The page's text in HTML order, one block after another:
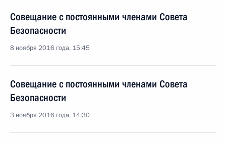
Совещание с постоянными членами Совета
Безопасности
8 ноября 2016 года, 15:45
Совещание с постоянными членами Совета
Безопасности
3 ноября 2016 года, 14:30